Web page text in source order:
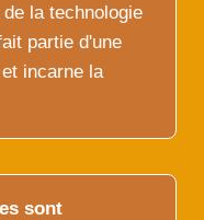
la technologie
partie d'une
incarne la
sont